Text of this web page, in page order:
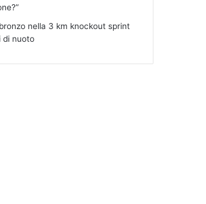
nella 3 km knockout sprint
di nuoto